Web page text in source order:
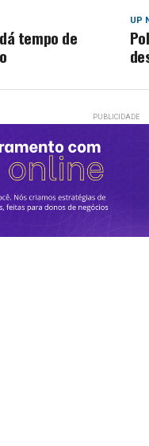
UP
dá tempo de